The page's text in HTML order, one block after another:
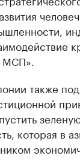
МСП».
также
которая в